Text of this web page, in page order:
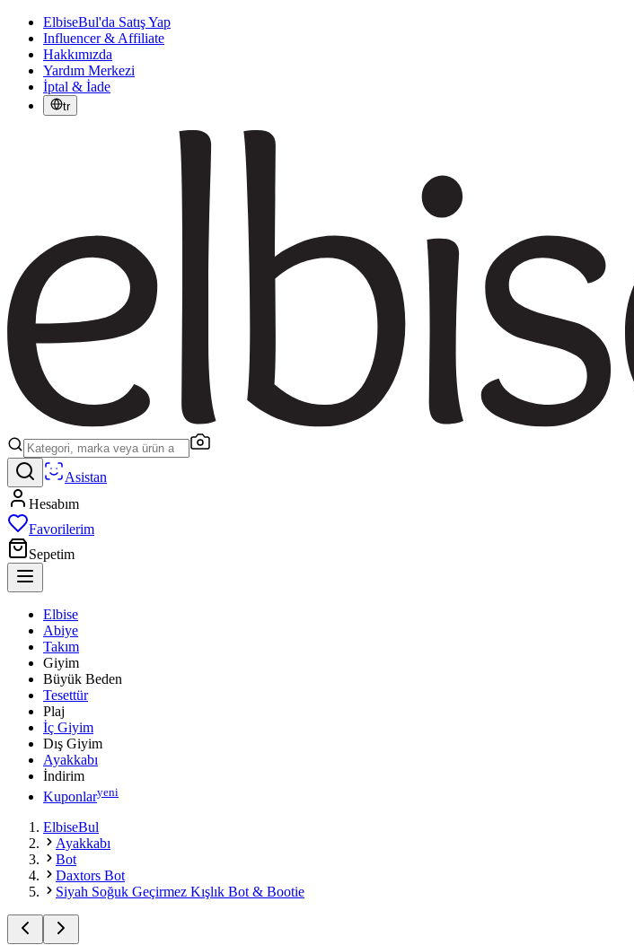
ElbiseBul'da Satış Yap
Influencer & Affiliate
Hakkımızda
Yardım Merkezi
İptal & İade
tr
Asistan
Hesabım
Favorilerim
Sepetim
Elbise
Abiye
Takım
Giyim
Büyük Beden
Tesettür
Plaj
İç Giyim
Dış Giyim
Ayakkabı
İndirim
Kuponlaryeni
ElbiseBul
Ayakkabı
Bot
Daxtors Bot
Siyah Soğuk Geçirmez Kışlık Bot & Bootie